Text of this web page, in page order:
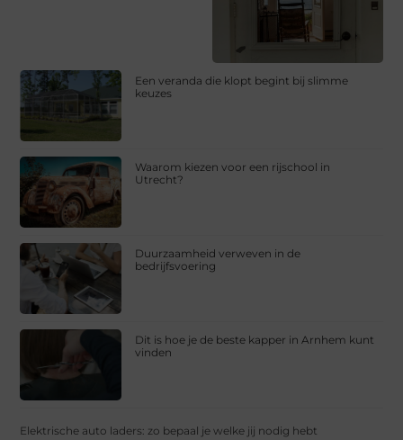
Een veranda die klopt begint bij slimme
keuzes
Waarom kiezen voor een rijschool in
Utrecht?
Duurzaamheid verweven in de
bedrijfsvoering
Dit is hoe je de beste kapper in Arnhem kunt
vinden
Elektrische auto laders: zo bepaal je welke jij nodig hebt